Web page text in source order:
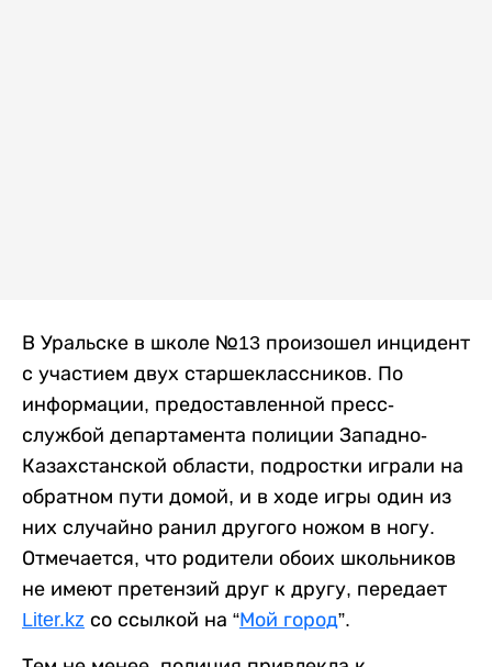
В Уральске в школе №13 произошел инцидент
с участием двух старшеклассников. По
информации, предоставленной пресс-
службой департамента полиции Западно-
Казахстанской области, подростки играли на
обратном пути домой, и в ходе игры один из
них случайно ранил другого ножом в ногу.
Отмечается, что родители обоих школьников
не имеют претензий друг к другу, передает
Liter.kz со ссылкой на “Мой город”.